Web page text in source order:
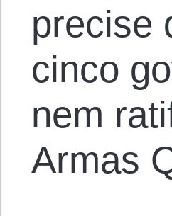
precise
cinco
nem
Armas